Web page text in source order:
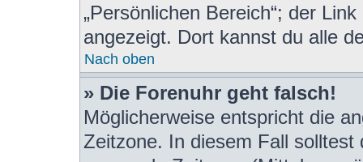
„Persönlichen Bereich“; der
angezeigt. Dort kannst du alle
Nach oben
» Die Forenuhr geht falsch!
Möglicherweise entspricht die
Zeitzone. In diesem Fall solltest